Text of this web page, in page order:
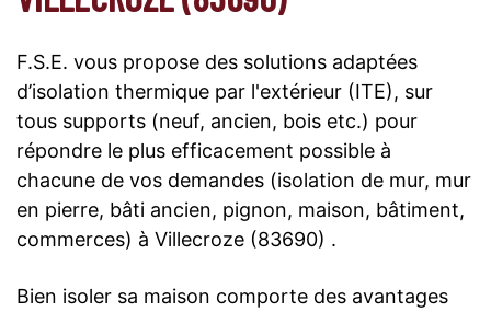
F.S.E. vous propose des solutions adaptées
d’isolation thermique par l'extérieur (ITE), sur
tous supports (neuf, ancien, bois etc.) pour
répondre le plus efficacement possible à
chacune de vos demandes (isolation de mur, mur
en pierre, bâti ancien, pignon, maison, bâtiment,
commerces) à Villecroze (83690) .
Bien isoler sa maison comporte des avantages